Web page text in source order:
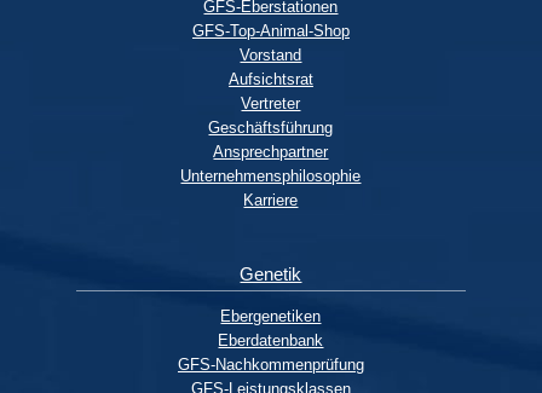
GFS-Eberstationen
GFS-Top-Animal-Shop
Vorstand
Aufsichtsrat
Vertreter
Geschäftsführung
Ansprechpartner
Unternehmensphilosophie
Karriere
Genetik
Ebergenetiken
Eberdatenbank
GFS-Nachkommenprüfung
GFS-Leistungsklassen